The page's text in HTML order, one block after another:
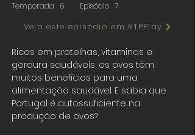
Temporada 6 Episódio 7
Veja este episódio em RTPPlay
Ricos em proteínas, vitaminas e
gordura saudáveis, os ovos têm
muitos benefícios para uma
alimentação saudável. E sabia que
Portugal é autossuficiente na
produção de ovos?